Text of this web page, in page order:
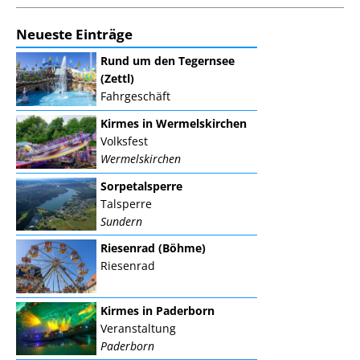
Neueste Einträge
Rund um den Tegernsee
(Zettl)
Fahrgeschäft
Kirmes in Wermelskirchen
Volksfest
Wermelskirchen
Sorpetalsperre
Talsperre
Sundern
Riesenrad (Böhme)
Riesenrad
Kirmes in Paderborn
Veranstaltung
Paderborn